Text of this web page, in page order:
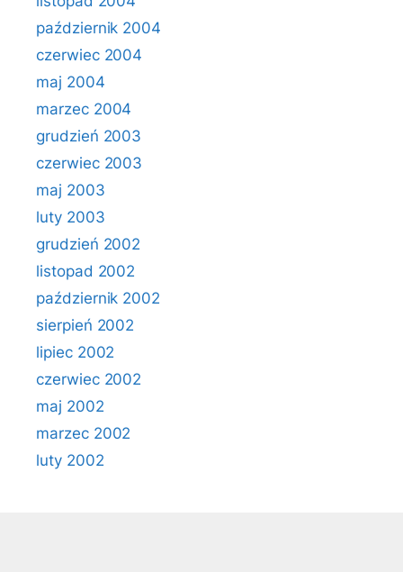
październik 2004
czerwiec 2004
maj 2004
marzec 2004
grudzień 2003
czerwiec 2003
maj 2003
luty 2003
grudzień 2002
listopad 2002
październik 2002
sierpień 2002
lipiec 2002
czerwiec 2002
maj 2002
marzec 2002
luty 2002